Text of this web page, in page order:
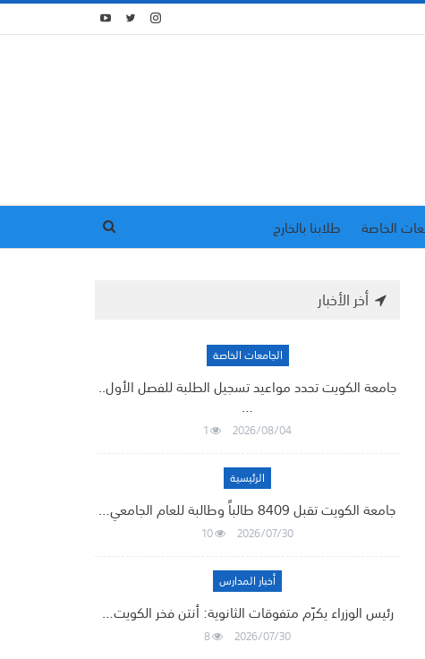
الخاصة
طلابنا بالخارج
أخر الأخبار
الجامعات الخاصة
جامعة الكويت تحدد مواعيد تسجيل الطلبة للفصل الأول..
…
2026/08/04
1
الرئيسية
جامعة الكويت تقبل 8409 طالباً وطالبة للعام الجامعي…
2026/07/30
10
أخبار المدارس
رئيس الوزراء يكرّم متفوقات الثانوية: أنتن فخر الكويت…
2026/07/30
8